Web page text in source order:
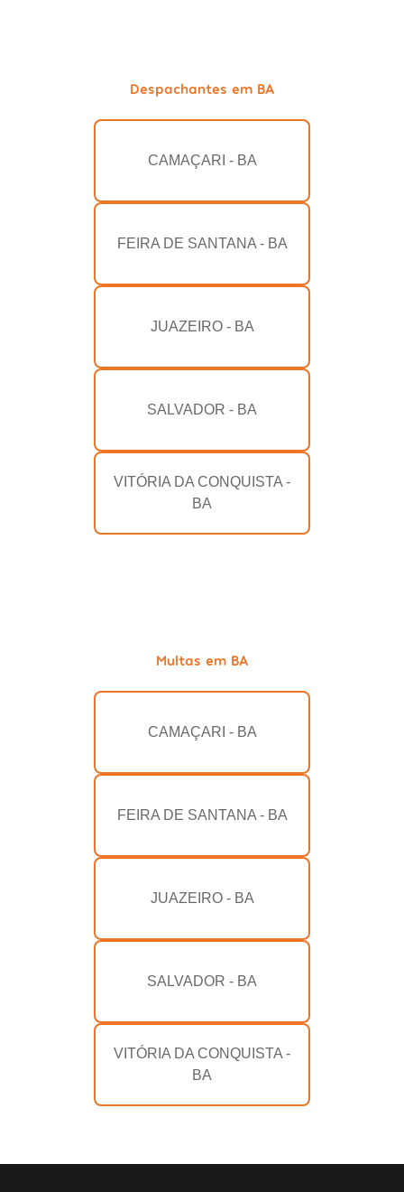
Despachantes em BA
CAMAÇARI - BA
FEIRA DE SANTANA - BA
JUAZEIRO - BA
SALVADOR - BA
VITÓRIA DA CONQUISTA -
BA
Multas em BA
CAMAÇARI - BA
FEIRA DE SANTANA - BA
JUAZEIRO - BA
SALVADOR - BA
VITÓRIA DA CONQUISTA -
BA